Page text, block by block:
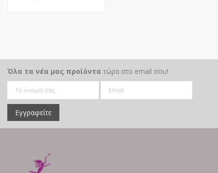
Όλα τα νέα μας προϊόντα τώρα στο email σου!
Εγγραφείτε